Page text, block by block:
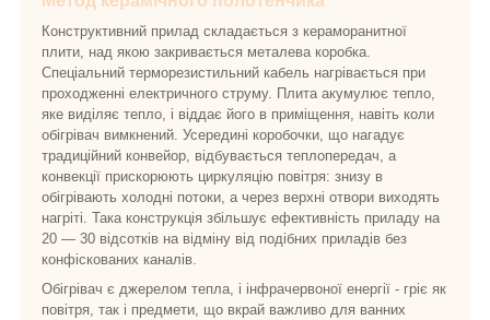
Конструктивний прилад складається з кераморанитної
плити, над якою закривається металева коробка.
Спеціальний терморезистильний кабель нагрівається при
проходженні електричного струму. Плита акумулює тепло,
яке виділяє тепло, і віддає його в приміщення, навіть коли
обігрівач вимкнений. Усередині коробочки, що нагадує
традиційний конвейор, відбувається теплопередач, а
конвекції прискорюють циркуляцію повітря: знизу в
обігрівають холодні потоки, а через верхні отвори виходять
нагріті. Така конструкція збільшує ефективність приладу на
20 — 30 відсотків на відміну від подібних приладів без
конфіскованих каналів.
Обігрівач є джерелом тепла, і інфрачервоної енергії - гріє як
повітря, так і предмети, що вкрай важливо для ванних